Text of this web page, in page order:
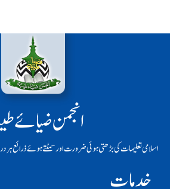
انجمن ضیائے
اسلامی تعلیمات کی بڑھتی ہوئی ضرورت اور سمٹتے ہوئے ذرائع ہر
خدمات